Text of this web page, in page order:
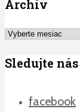
Archív
Archív
Sledujte nás
facebook